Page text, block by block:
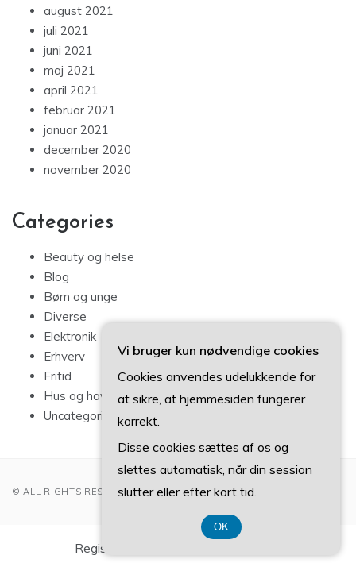
august 2021
juli 2021
juni 2021
maj 2021
april 2021
februar 2021
januar 2021
december 2020
november 2020
Categories
Beauty og helse
Blog
Børn og unge
Diverse
Elektronik
Erhverv
Fritid
Hus og have
Uncategorized
© ALL RIGHTS RESERVED 2022
Registreringsnummer DK3740 7739
Vi bruger kun nødvendige cookies
Cookies anvendes udelukkende for
at sikre, at hjemmesiden fungerer
korrekt.
Disse cookies sættes af os og
slettes automatisk, når din session
slutter eller efter kort tid.
OK